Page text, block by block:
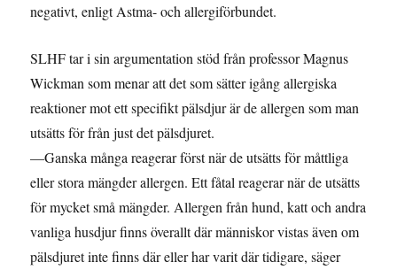
negativt, enligt Astma- och allergiförbundet.
SLHF tar i sin argumentation stöd från professor Magnus
Wickman som menar att det som sätter igång allergiska
reaktioner mot ett specifikt pälsdjur är de allergen som man
utsätts för från just det pälsdjuret.
—Ganska många reagerar först när de utsätts för måttliga
eller stora mängder allergen. Ett fåtal reagerar när de utsätts
för mycket små mängder. Allergen från hund, katt och andra
vanliga husdjur finns överallt där människor vistas även om
pälsdjuret inte finns där eller har varit där tidigare, säger